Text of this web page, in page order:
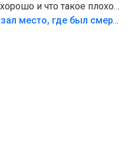
и что такое плохо!
безумия,есть же
«Попал на пику»: СК показал место, где был смертельно травмирован ребенок в Тольятти